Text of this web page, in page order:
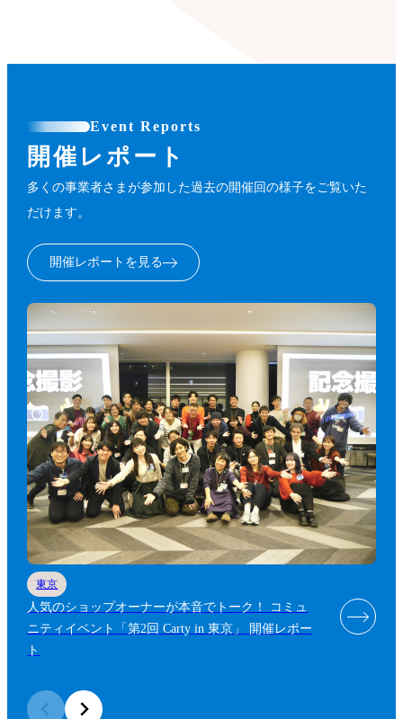
Event Reports
開催レポート
多くの事業者さまが参加した過去の開催回の様子をご覧いた
だけます。
開催レポートを見る
東京
人気のショップオーナーが本音でトーク！ コミュ
ニティイベント「第2回 Carty in 東京」 開催レポー
ト